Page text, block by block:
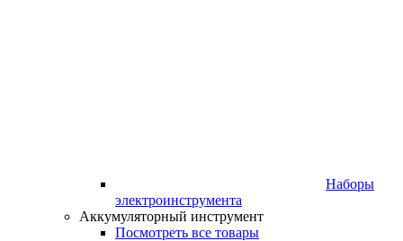
Наборы
электроинструмента
Аккумуляторный инструмент
Посмотреть все товары